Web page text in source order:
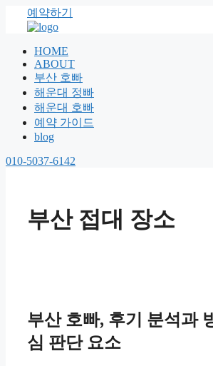
예약하기
HOME
ABOUT
부산 호빠
해운대 정빠
해운대 호빠
예약 가이드
blog
010-5037-6142
부산 접대 장소
부산 호빠, 후기 분석과
심 판단 요소